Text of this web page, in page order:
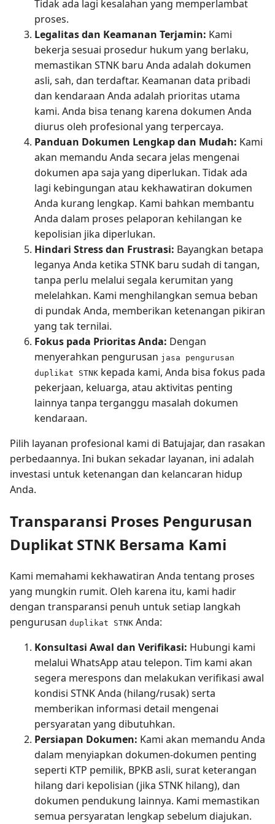
Tidak ada lagi kesalahan yang memperlambat
proses.
Legalitas dan Keamanan Terjamin: Kami
bekerja sesuai prosedur hukum yang berlaku,
memastikan STNK baru Anda adalah dokumen
asli, sah, dan terdaftar. Keamanan data pribadi
dan kendaraan Anda adalah prioritas utama
kami. Anda bisa tenang karena dokumen Anda
diurus oleh profesional yang terpercaya.
Panduan Dokumen Lengkap dan Mudah: Kami
akan memandu Anda secara jelas mengenai
dokumen apa saja yang diperlukan. Tidak ada
lagi kebingungan atau kekhawatiran dokumen
Anda kurang lengkap. Kami bahkan membantu
Anda dalam proses pelaporan kehilangan ke
kepolisian jika diperlukan.
Hindari Stress dan Frustrasi: Bayangkan betapa
leganya Anda ketika STNK baru sudah di tangan,
tanpa perlu melalui segala kerumitan yang
melelahkan. Kami menghilangkan semua beban
di pundak Anda, memberikan ketenangan pikiran
yang tak ternilai.
Fokus pada Prioritas Anda: Dengan
menyerahkan pengurusan jasa pengurusan
duplikat STNK kepada kami, Anda bisa fokus pada
pekerjaan, keluarga, atau aktivitas penting
lainnya tanpa terganggu masalah dokumen
kendaraan.
Pilih layanan profesional kami di Batujajar, dan rasakan
perbedaannya. Ini bukan sekadar layanan, ini adalah
investasi untuk ketenangan dan kelancaran hidup
Anda.
Transparansi Proses Pengurusan
Duplikat STNK Bersama Kami
Kami memahami kekhawatiran Anda tentang proses
yang mungkin rumit. Oleh karena itu, kami hadir
dengan transparansi penuh untuk setiap langkah
pengurusan duplikat STNK Anda:
Konsultasi Awal dan Verifikasi: Hubungi kami
melalui WhatsApp atau telepon. Tim kami akan
segera merespons dan melakukan verifikasi awal
kondisi STNK Anda (hilang/rusak) serta
memberikan informasi detail mengenai
persyaratan yang dibutuhkan.
Persiapan Dokumen: Kami akan memandu Anda
dalam menyiapkan dokumen-dokumen penting
seperti KTP pemilik, BPKB asli, surat keterangan
hilang dari kepolisian (jika STNK hilang), dan
dokumen pendukung lainnya. Kami memastikan
semua persyaratan lengkap sebelum diajukan.